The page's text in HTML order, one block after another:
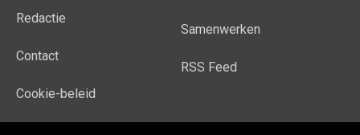
Redactie
Contact
Cookie-beleid
Samenwerken
RSS Feed